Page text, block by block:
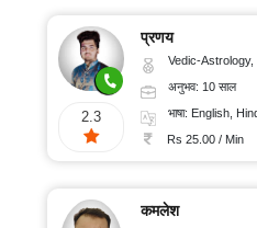
2.3
प्रणय
Vedic-Astrology, Numerology, Vasthu, Nadi-
अनुभव: 10 साल
भाषा: English,
Rs 25.00 / Min
कमलेश